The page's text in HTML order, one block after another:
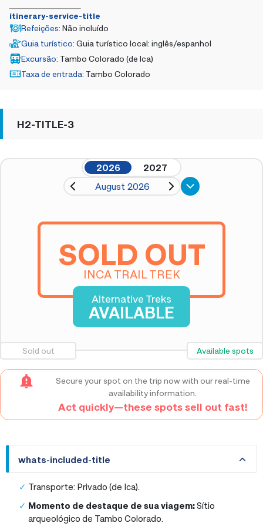
itinerary-service-title
Refeições: Não incluído
Guia turístico: Guia turístico local: inglês/espanhol
Excursão: Tambo Colorado (de Ica)
Taxa de entrada: Tambo Colorado
H2-TITLE-3
2026
2027
August 2026
SOLD OUT
INCA TRAIL TREK
Alternative Treks
AVAILABLE
Sold out Available spots
Secure your spot on the trip now with our real-time
availability information.
Act quickly—these spots sell out fast!
whats-included-title
whats-included-title
Transporte: Privado (de Ica).
Momento de destaque de sua viagem:Sítio
arqueológico de Tambo Colorado.